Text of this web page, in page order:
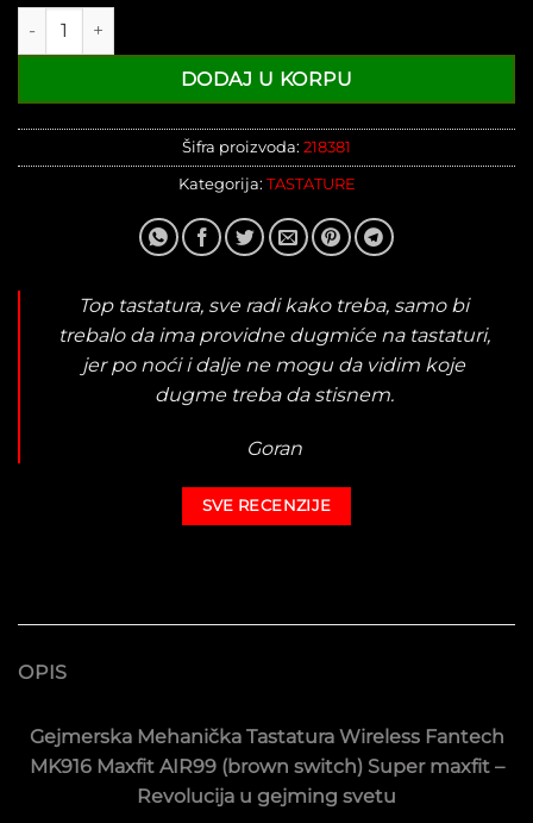
Gejmerska Mehanička Tastatura Fantech MK916 Maxfit
DODAJ U KORPU
Šifra proizvoda: 218381
Kategorija: TASTATURE
Top tastatura, sve radi kako treba, samo bi
trebalo da ima providne dugmiće na tastaturi,
jer po noći i dalje ne mogu da vidim koje
dugme treba da stisnem.
Goran
SVE RECENZIJE
OPIS
Gejmerska Mehanička Tastatura Wireless Fantech
MK916 Maxfit AIR99 (brown switch) Super maxfit –
Revolucija u gejming svetu